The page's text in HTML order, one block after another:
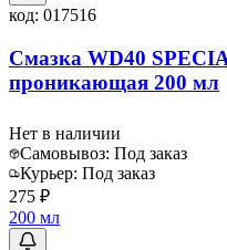
код: 017516
Смазка WD40
проникающая 200 мл
Нет в наличии
Самовывоз: Под заказ
Курьер: Под заказ
275 ₽
200 мл